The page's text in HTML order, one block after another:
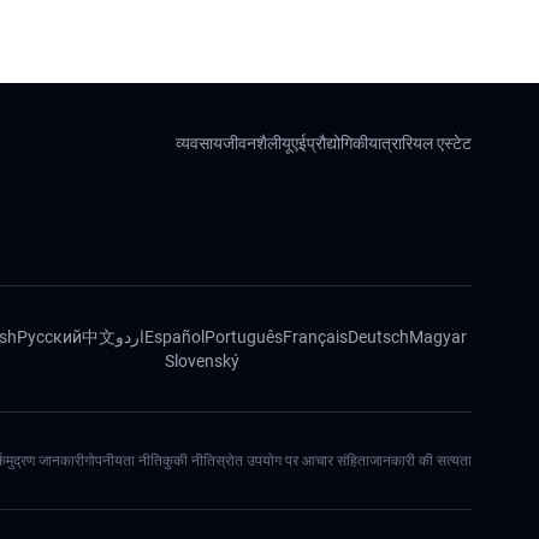
व्यवसायजीवनशैलीयूएईप्रौद्योगिकीयात्रारियल एस्टेट
Русский中文اردوEspañol PortuguêsFrançaisDeutschMagyar
Slovenský
मुद्रण जानकारीगोपनीयता नीतिकुकी नीतिस्रोत उपयोग पर आचार संहिताजानकारी की सत्यता